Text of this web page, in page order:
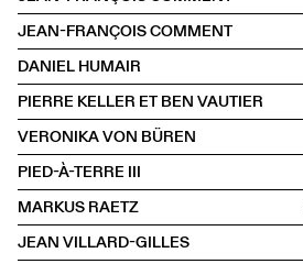
JEAN-FRANÇOIS COMMENT
DANIEL HUMAIR
PIERRE KELLER ET BEN VAUTIER
VERONIKA VON BÜREN
PIED-À-TERRE III
MARKUS RAETZ
JEAN VILLARD-GILLES